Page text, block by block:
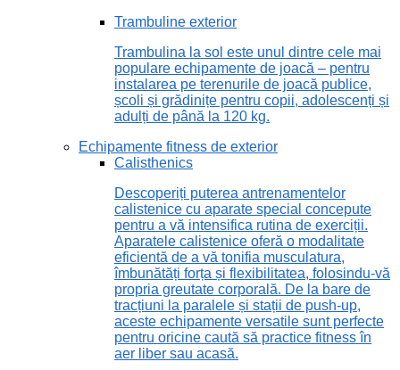
Trambuline exterior
Trambulina la sol este unul dintre cele mai
populare echipamente de joacă – pentru
instalarea pe terenurile de joacă publice,
școli și grădinițe pentru copii, adolescenți și
adulți de până la 120 kg.
Echipamente fitness de exterior
Calisthenics
Descoperiți puterea antrenamentelor
calistenice cu aparate special concepute
pentru a vă intensifica rutina de exerciții.
Aparatele calistenice oferă o modalitate
eficientă de a vă tonifia musculatura,
îmbunătăți forța și flexibilitatea, folosindu-vă
propria greutate corporală. De la bare de
tracțiuni la paralele și stații de push-up,
aceste echipamente versatile sunt perfecte
pentru oricine caută să practice fitness în
aer liber sau acasă.